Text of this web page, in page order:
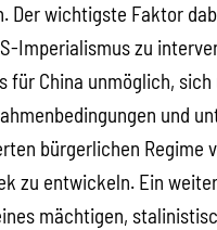
Der wichtigste Faktor
Imperialismus zu
für China unmöglich,
und
bürgerlichen Regime
zu entwickeln. Ein
mächtigen,